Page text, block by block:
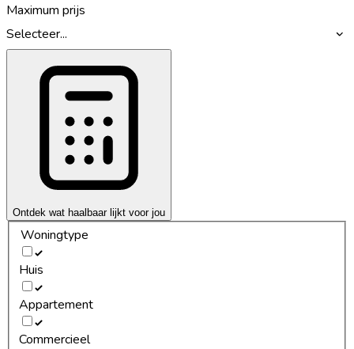
Maximum prijs
Selecteer...
Ontdek wat haalbaar lijkt voor jou
Woningtype
Huis
Appartement
Commercieel